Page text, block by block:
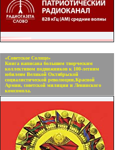
«Советское Солнце»
Книга написана большим творческим
коллективом подвижников к 100-летним
юбилеям Великой Октябрьской
социалистической революции,Красной
Армии, советской милиции и Ленинского
комсомола.